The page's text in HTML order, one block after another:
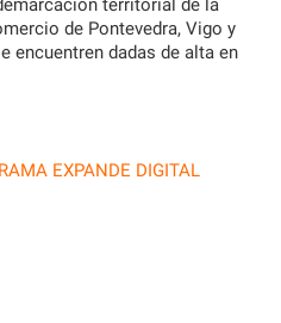
territorial de la
de Pontevedra, Vigo y
encuentren dadas de alta en
EXPANDE DIGITAL